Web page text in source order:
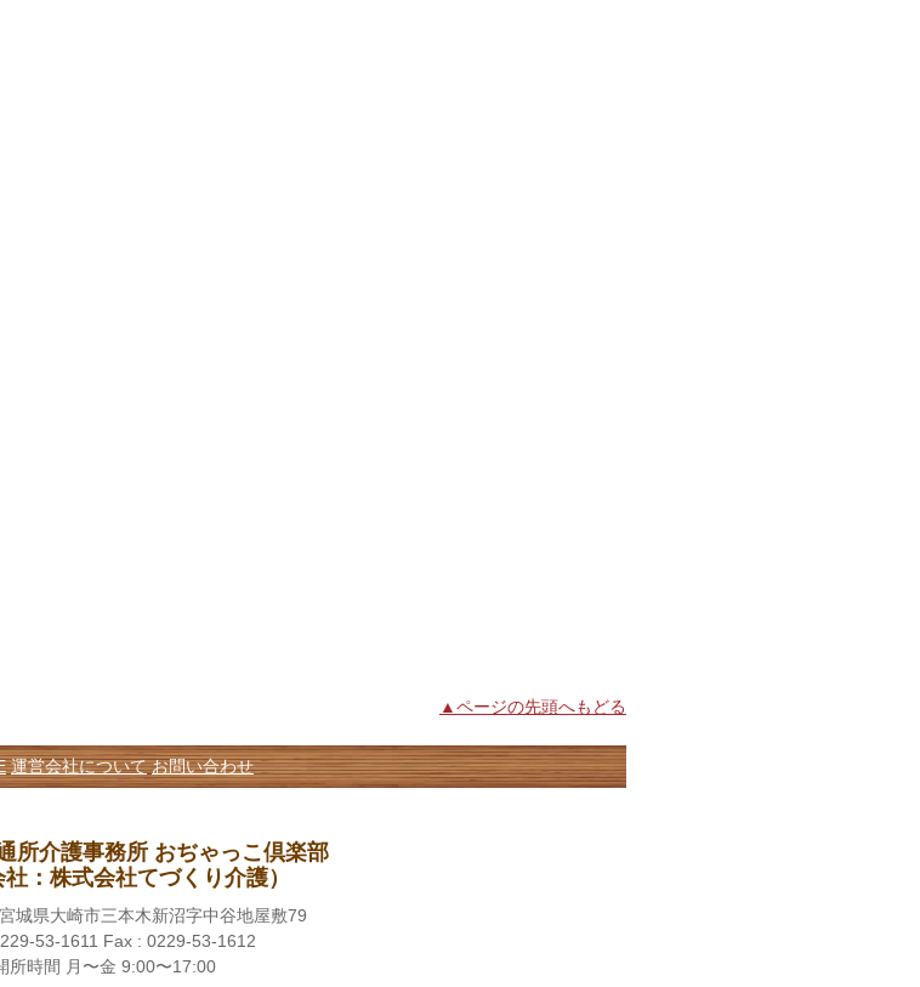
▲ページの先頭へもどる
運営会社について お問い合わせ
所介護事務所 おぢゃっこ倶楽部
社：株式会社てづくり介護）
城県大崎市三本木新沼字中谷地屋敷79
53-1611 Fax : 0229-53-1612
所時間 月〜金 9:00〜17:00